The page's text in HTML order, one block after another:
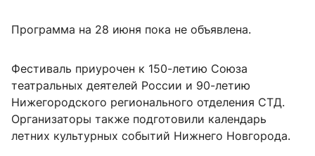
Программа на 28 июня пока не объявлена.
Фестиваль приурочен к 150-летию Союза
театральных деятелей России и 90-летию
Нижегородского регионального отделения СТД.
Организаторы также подготовили календарь
летних культурных событий Нижнего Новгорода.